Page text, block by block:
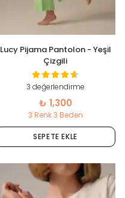
Lucy Pijama Pantolon - Yeşil
Çizgili
3 değerlendirme
₺ 1,300
3 Renk 3 Beden
SEPETE EKLE